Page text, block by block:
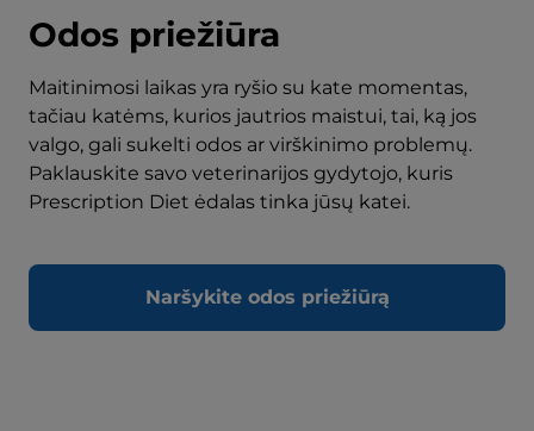
Odos priežiūra
Maitinimosi laikas yra ryšio su kate momentas,
tačiau katėms, kurios jautrios maistui, tai, ką jos
valgo, gali sukelti odos ar virškinimo problemų.
Paklauskite savo veterinarijos gydytojo, kuris
Prescription Diet ėdalas tinka jūsų katei.
Naršykite odos priežiūrą